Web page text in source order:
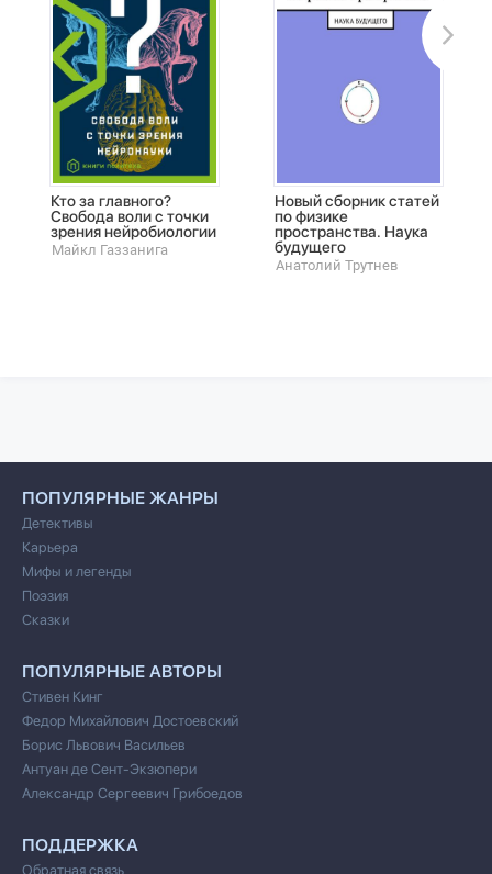
Кто за главного?
Свобода воли с точки
зрения нейробиологии
Майкл Газзанига
Новый сборник статей
по физике
пространства. Наука
будущего
Анатолий Трутнев
ПОПУЛЯРНЫЕ ЖАНРЫ
Детективы
Карьера
Мифы и легенды
Поэзия
Сказки
ПОПУЛЯРНЫЕ АВТОРЫ
Стивен Кинг
Федор Михайлович Достоевский
Борис Львович Васильев
Антуан де Сент-Экзюпери
Александр Сергеевич Грибоедов
ПОДДЕРЖКА
Обратная связь